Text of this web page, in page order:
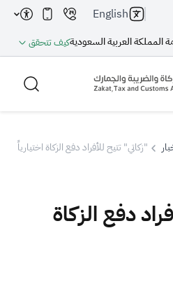
العربية السعوديةكيف تتحقق
English
"زكاتي" تتيح للأفراد دفع الزكاة اختيارياً
دفع الزكاة